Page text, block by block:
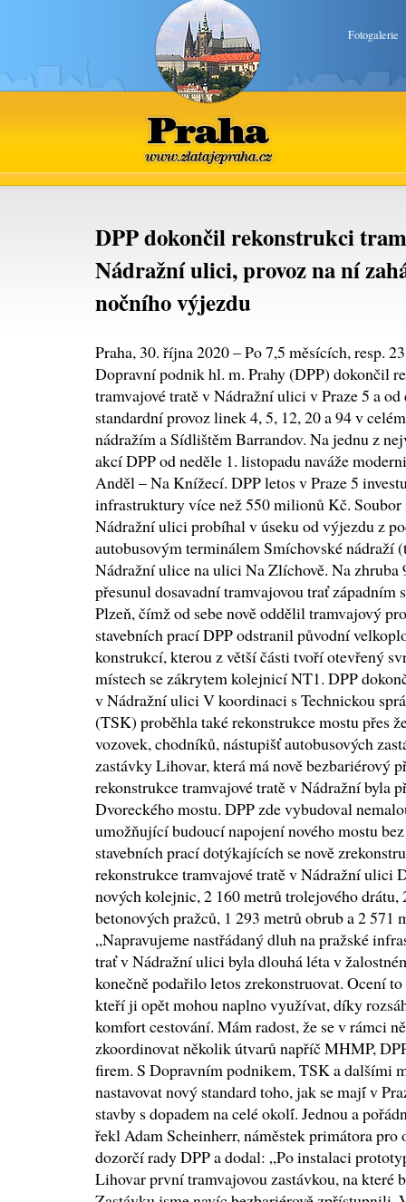
Fotogalerie
Praha
www.zlatajepraha.cz
DPP dokončil rekonstrukci
Nádražní ulici, provoz na ní
nočního výjezdu
Praha, 30. října 2020 – Po 7,5 měsících, resp.
Dopravní podnik hl. m. Prahy (DPP) dokončil
tramvajové tratě v Nádražní ulici v Praze 5 a
standardní provoz linek 4, 5, 12, 20 a 94 v
nádražím a Sídlištěm Barrandov. Na jednu z
akcí DPP od neděle 1. listopadu naváže
Anděl – Na Knížecí. DPP letos v Praze 5
infrastruktury více než 550 milionů Kč.
Nádražní ulici probíhal v úseku od výjezdu z
autobusovým terminálem Smíchovské nádraží
Nádražní ulice na ulici Na Zlíchově. Na zhruba
přesunul dosavadní tramvajovou trať západním
Plzeň, čímž od sebe nově oddělil tramvajový
stavebních prací DPP odstranil původní
konstrukcí, kterou z větší části tvoří otevřený
místech se zákrytem kolejnicí NT1. DPP
v Nádražní ulici V koordinaci s Technickou
(TSK) proběhla také rekonstrukce mostu přes
vozovek, chodníků, nástupišť autobusových
zastávky Lihovar, která má nově bezbariérový
rekonstrukce tramvajové tratě v Nádražní byla
Dvoreckého mostu. DPP zde vybudoval
umožňující budoucí napojení nového mostu
stavebních prací dotýkajících se nově
rekonstrukce tramvajové tratě v Nádražní ulici
nových kolejnic, 2 160 metrů trolejového drátu,
betonových pražců, 1 293 metrů obrub a 2 571
„Napravujeme nastřádaný dluh na pražské
trať v Nádražní ulici byla dlouhá léta v
konečně podařilo letos zrekonstruovat. Ocení
kteří ji opět mohou naplno využívat, díky
komfort cestování. Mám radost, že se v rámci
zkoordinovat několik útvarů napříč MHMP,
firem. S Dopravním podnikem, TSK a dalšími
nastavovat nový standard toho, jak se mají́ v
stavby s dopadem na celé okolí́. Jednou a
řekl Adam Scheinherr, náměstek primátora pro
dozorčí rady DPP a dodal: „Po instalaci
Lihovar první tramvajovou zastávkou, na které